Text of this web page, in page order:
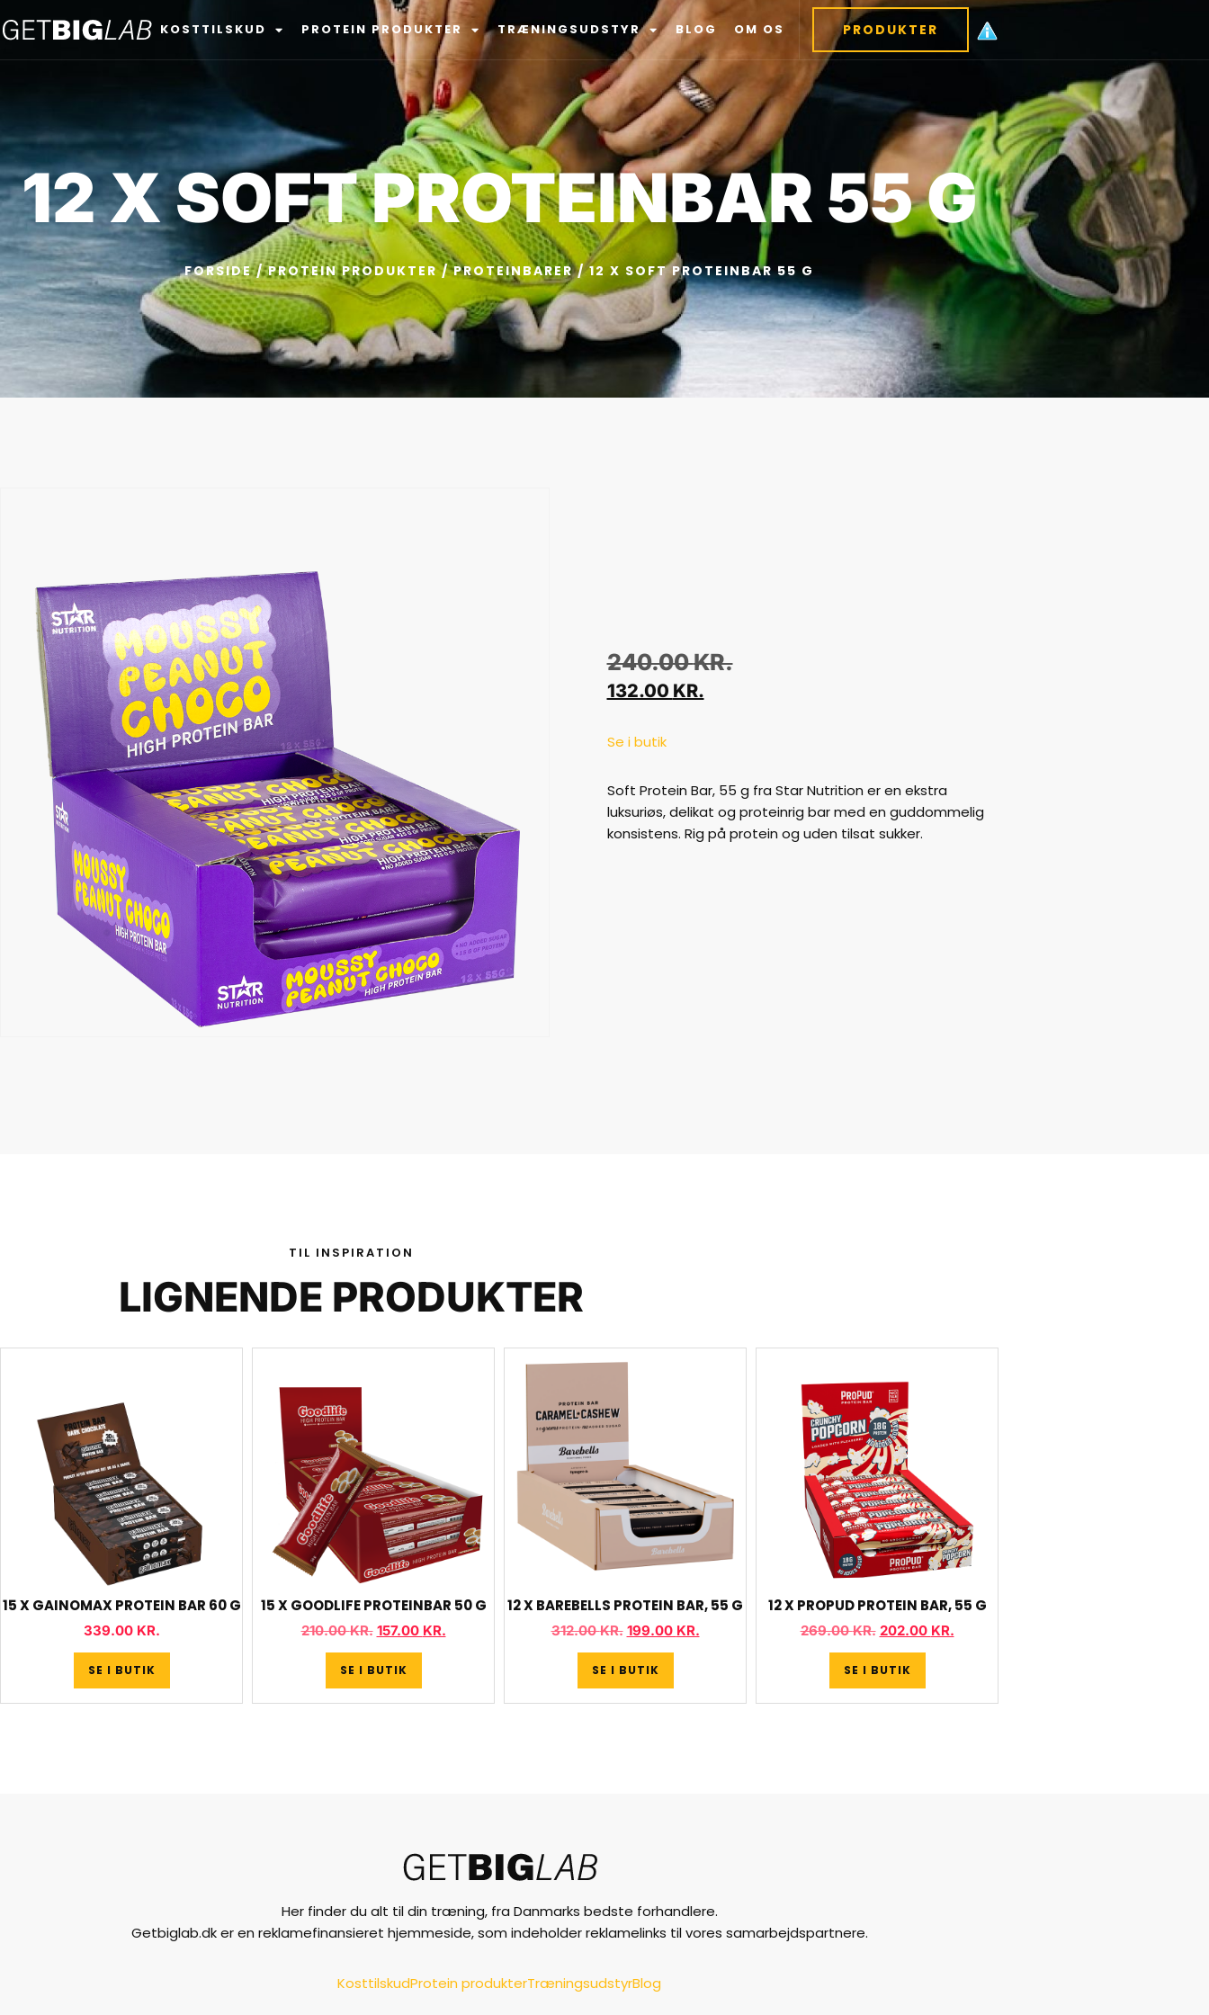
KOSTTILSKUD PROTEIN PRODUKTER TRÆNINGSUDSTYR BLOG OM OS PRODUKTER
12 X SOFT PROTEINBAR 55 G
FORSIDE/PROTEIN PRODUKTER/PROTEINBARER/ 12 X SOFT PROTEINBAR 55 G
240.00KR.
132.00 KR.
Se i butik
Soft Protein Bar, 55 g fra Star Nutrition er en ekstra
luksuriøs, delikat og proteinrig bar med en guddommelig
konsistens. Rig på protein og uden tilsat sukker.
TIL INSPIRATION
LIGNENDE PRODUKTER
15 X GAINOMAX PROTEIN BAR 60 G
339.00 KR.
SE I BUTIK
15 X GOODLIFE PROTEINBAR 50 G
210.00KR. 157.00 KR.
SE I BUTIK
12 X BAREBELLS PROTEIN BAR, 55 G
312.00KR. 199.00 KR.
SE I BUTIK
12 X PROPUD PROTEIN BAR, 55 G
269.00KR. 202.00 KR.
SE I BUTIK
Her finder du alt til din træning, fra Danmarks bedste forhandlere.
Getbiglab.dk er en reklamefinansieret hjemmeside, som indeholder reklamelinks til vores samarbejdspartnere.
KosttilskudProtein produkterTræningsudstyrBlog